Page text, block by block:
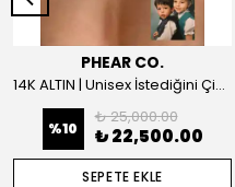
PHEAR CO.
14K ALTIN | Unisex İstediğini Çizdir Kolye
%10
₺ 25,000.00
₺ 22,500.00
SEPETE EKLE